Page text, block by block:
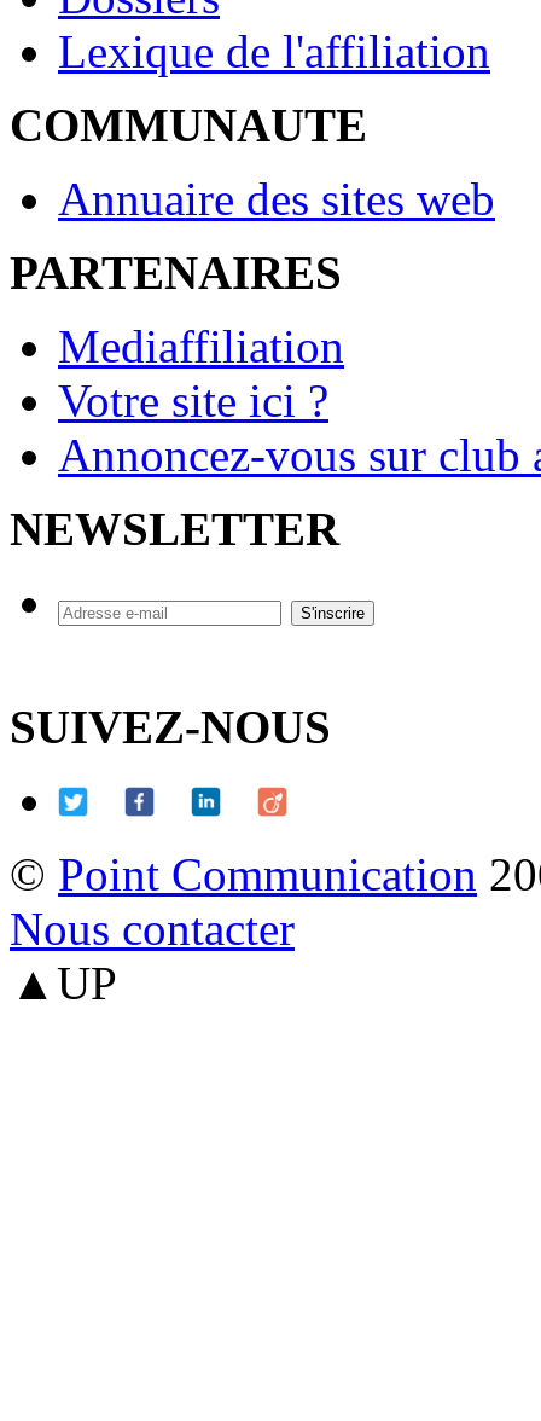
Lexique de l'affiliation
COMMUNAUTE
Annuaire des sites web
PARTENAIRES
Mediaffiliation
Votre site ici ?
Annoncez-vous sur
NEWSLETTER
SUIVEZ-NOUS
© Point Communication
Nous contacter
▲UP